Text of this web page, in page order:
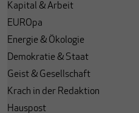
Kapital & Arbeit
EUROpa
Energie & Ökologie
Demokratie & Staat
Geist & Gesellschaft
Krach in der Redaktion
Hauspost